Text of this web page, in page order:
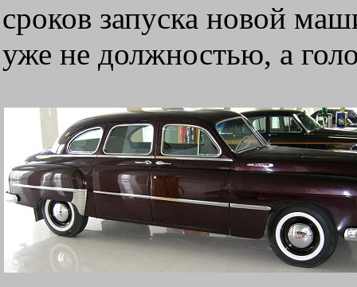
сроков запуска новой
уже не должностью, а